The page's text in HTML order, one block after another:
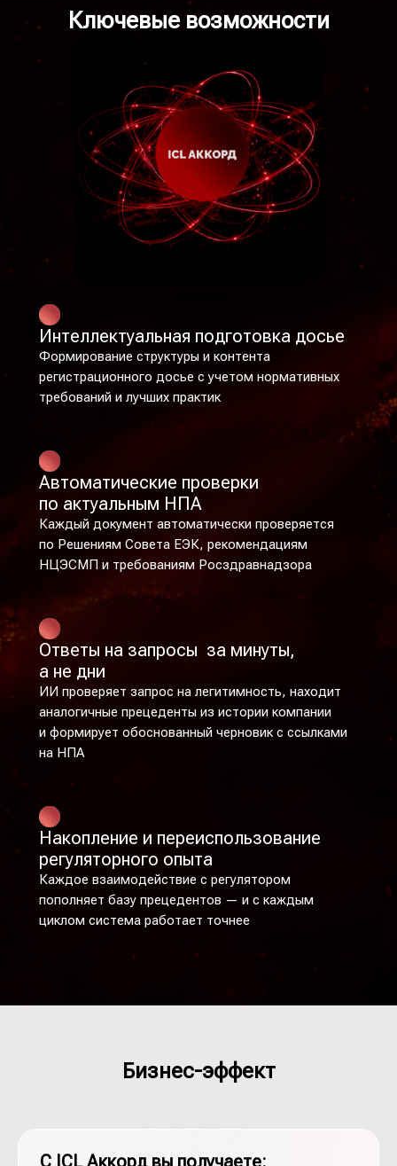
Ключевые возможности
Интеллектуальная подготовка досье
Формирование структуры и контента
регистрационного досье с учетом нормативных
требований и лучших практик
Автоматические проверки
по актуальным НПА
Каждый документ автоматически проверяется
по Решениям Совета ЕЭК, рекомендациям
НЦЭСМП и требованиям Росздравнадзора
Ответы на запросы за минуты,
а не дни
ИИ проверяет запрос на легитимность, находит
аналогичные прецеденты из истории компании
и формирует обоснованный черновик с ссылками
на НПА
Накопление и переиспользование
регуляторного опыта
Каждое взаимодействие с регулятором
пополняет базу прецедентов — и с каждым
циклом система работает точнее
Бизнес-эффект
С ICL Аккорд вы получаете: